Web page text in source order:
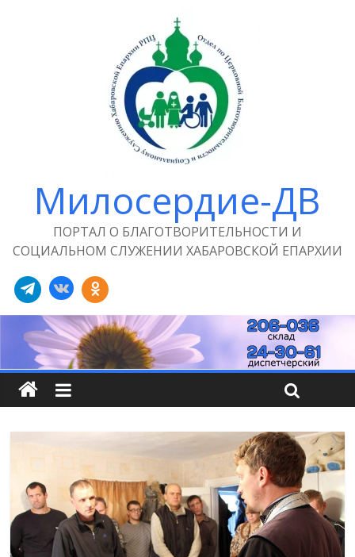
Милосердие-ДВ
ПОРТАЛ О БЛАГОТВОРИТЕЛЬНОСТИ И
СОЦИАЛЬНОМ СЛУЖЕНИИ ХАБАРОВСКОЙ ЕПАРХИИ